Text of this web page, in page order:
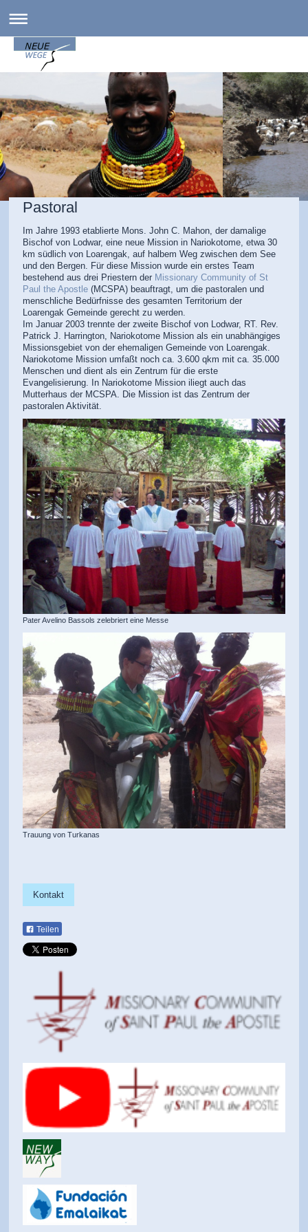
Pastoral
Im Jahre 1993 etablierte Mons. John C. Mahon, der damalige
Bischof von Lodwar, eine neue Mission in Nariokotome, etwa 30
km südlich von Loarengak, auf halbem Weg zwischen dem See
und den Bergen. Für diese Mission wurde ein erstes Team
bestehend aus drei Priestern der Missionary Community of St
Paul the Apostle (MCSPA) beauftragt, um die pastoralen und
menschliche Bedürfnisse des gesamten Territorium der
Loarengak Gemeinde gerecht zu werden.
Im Januar 2003 trennte der zweite Bischof von Lodwar, RT. Rev.
Patrick J. Harrington, Nariokotome Mission als ein unabhängiges
Missionsgebiet von der ehemaligen Gemeinde von Loarengak.
Nariokotome Mission umfaßt noch ca. 3.600 qkm mit ca. 35.000
Menschen und dient als ein Zentrum für die erste
Evangelisierung. In Nariokotome Mission iliegt auch das
Mutterhaus der MCSPA. Die Mission ist das Zentrum der
pastoralen Aktivität.
Pater Avelino Bassols zelebriert eine Messe
Trauung von Turkanas
Kontakt
Teilen